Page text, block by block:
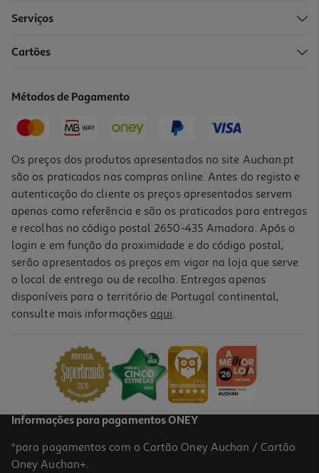
Figura My Jersey Rice - Home - Arsenal
19,99 €
Serviços
Cartões
Métodos de Pagamento
Os preços dos produtos apresentados no site Auchan.pt
são os praticados nas compras online. Antes do registo e
autenticação do cliente os preços apresentados servem
apenas como referência e são os praticados para entregas
e recolhas no código postal 2650-435 Amadora. Após o
login e em função da proximidade e do código postal,
serão apresentados os preços em vigor na loja que serve
o local de entrega ou de recolha. Entregas apenas
disponíveis para o território de Portugal continental,
consulte mais informações aqui.
Informações para pagamentos ONEY
*para pagamentos com o Cartão Oney Auchan / Cartão
Oney Auchan+.